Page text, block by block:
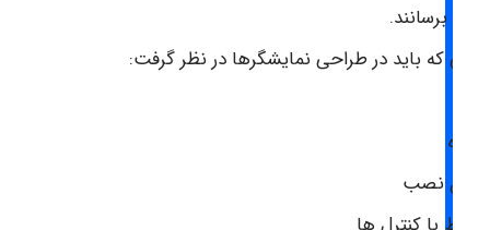
برسانند.
که باید در طراحی نمایشگرها در نظر گرفت:
نصب